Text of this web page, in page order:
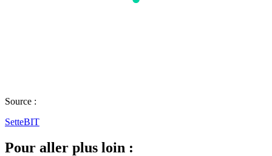
Source :
SetteBIT
Pour aller plus loin :